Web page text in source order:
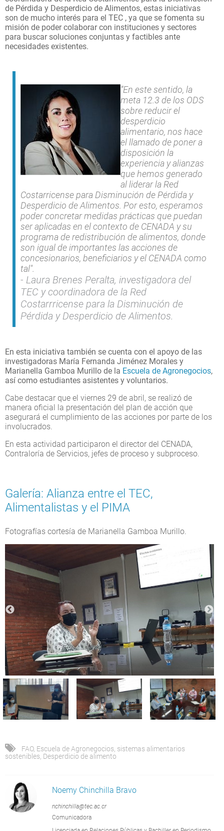
de Pérdida y Desperdicio de Alimentos, estas iniciativas
son de mucho interés para el TEC , ya que se fomenta su
misión de poder colaborar con instituciones y sectores
para buscar soluciones conjuntas y factibles ante
necesidades existentes.
“En este sentido, la
meta 12.3 de los ODS
sobre reducir el
desperdicio
alimentario, nos hace
el llamado de poner a
disposición la
experiencia y alianzas
que hemos generado
al liderar la Red
Costarricense para Disminución de Pérdida y
Desperdicio de Alimentos. Por esto, esperamos
poder concretar medidas prácticas que puedan
ser aplicadas en el contexto de CENADA y su
programa de redistribución de alimentos, donde
son igual de importantes las acciones de
concesionarios, beneficiarios y el CENADA como
tal".
Laura Brenes Peralta, investigadora del
TEC y coordinadora de la Red
Costarrricense para la Disminución de
Pérdida y Desperdicio de Alimentos.
En esta iniciativa también se cuenta con el apoyo de las
investigadoras María Fernanda Jiménez Morales y
Marianella Gamboa Murillo de la Escuela de Agronegocios,
así como estudiantes asistentes y voluntarios.
Cabe destacar que el viernes 29 de abril, se realizó de
manera oficial la presentación del plan de acción que
asegurará el cumplimiento de las acciones por parte de los
involucrados.
En esta actividad participaron el director del CENADA,
Contraloría de Servicios, jefes de proceso y subproceso.
Galería: Alianza entre el TEC,
Alimentalistas y el PIMA
Fotografías cortesía de Marianella Gamboa Murillo.
FAO, Escuela de Agronegocios sistemas alimentarios
sostenibles Desperdicio de alimento
Noemy Chinchilla Bravo
nchinchilla@tec.ac.cr
Comunicadora